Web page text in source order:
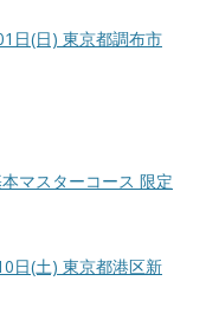
日(日) 東京都調布市
マスターコース 限定
日(土) 東京都港区新